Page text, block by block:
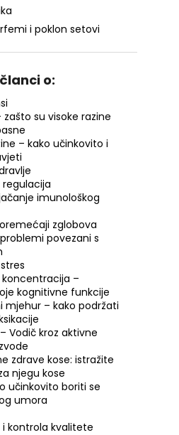
i poklon setovi
o:
su visoke razine
– kako učinkovito i
imunološkog
zglobova
povezani s
–
kognitivne funkcije
mjehur – kako podržati
Vodič kroz aktivne
zdrave kose: istražite
njegu kose
učinkovito boriti se
umora
kontrola kvalitete